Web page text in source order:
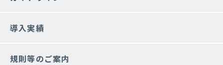
導入実績
規則等のご案内